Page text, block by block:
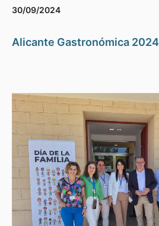
30/09/2024
Alicante Gastronómica 2024